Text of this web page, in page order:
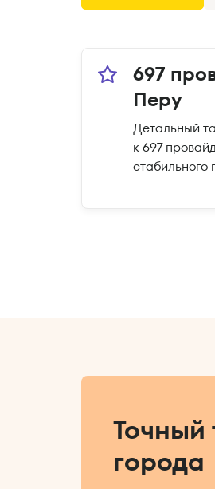
697
Перу
Детальный
к 697
стабильного
Точный
города